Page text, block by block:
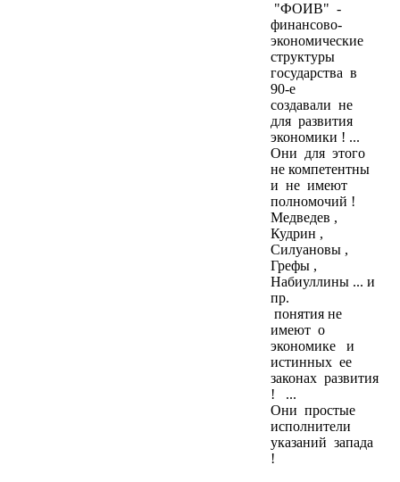
"ФОИВ" -
финансово-
экономические
структуры
государства в
90-е
создавали не
для развития
экономики ! ...
Они для этого
не компетентны
и не имеют
полномочий !
Медведев ,
Кудрин ,
Силуановы ,
Грефы ,
Набиуллины ... и
пр.
понятия не
имеют о
экономике и
истинных ее
законах развития
! ...
Они простые
исполнители
указаний запада
!